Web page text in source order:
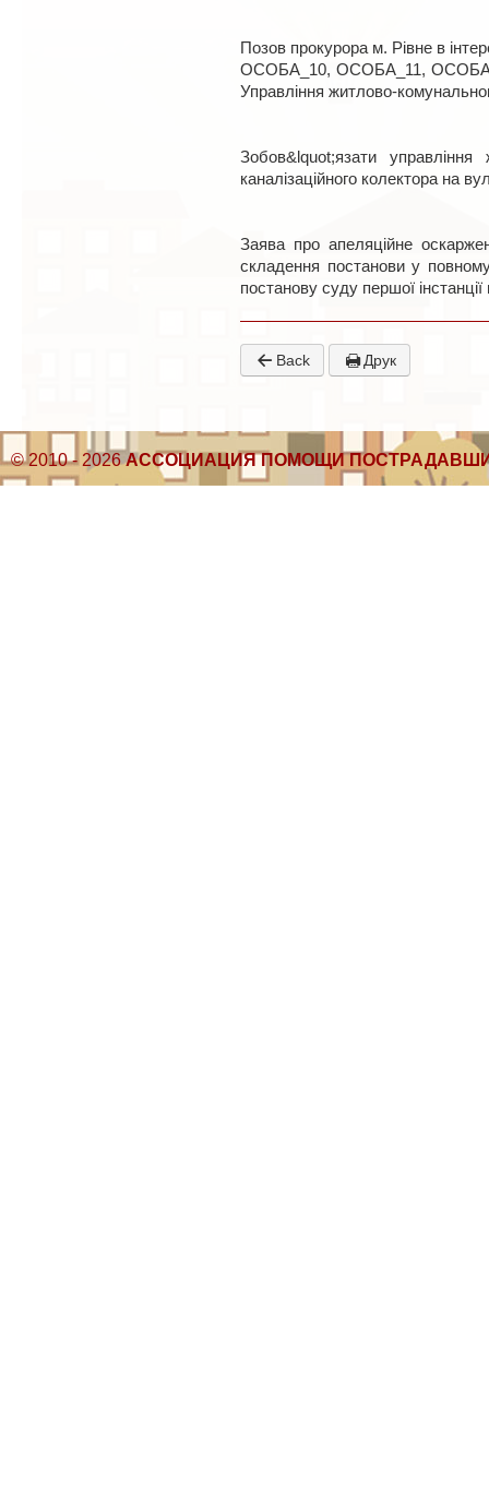
Позов прокурора м. Рівне в
ОСОБА_10, ОСОБА_11,
Управління житлово-
Зобов&lquot;язати
каналізаційного колектора на
Заява про апеляційне
складення постанови у
постанову суду першої
Back Друк
© 2010 - 2026АССОЦИАЦИЯ ПОМОЩИ